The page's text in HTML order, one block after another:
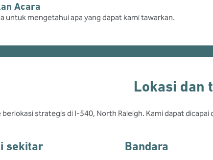
Acara
untuk mengetahui apa yang dapat kami tawarkan.
Lokasi dan
strategis di I-540, North Raleigh. Kami dapat
sekitar Bandara